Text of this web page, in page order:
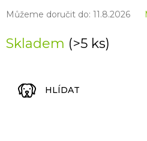
Skladem (>5 ks)
Můžeme doručit do: 11.8.2026
HLÍDAT